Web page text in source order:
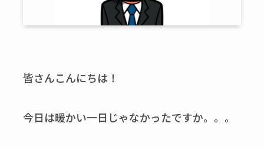
皆さんこんにちは！
今日は暖かい一日じゃなかったですか。。。